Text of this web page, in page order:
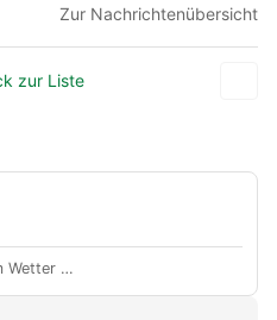
Zur Nachrichtenübersicht
zur Liste
Wetter …